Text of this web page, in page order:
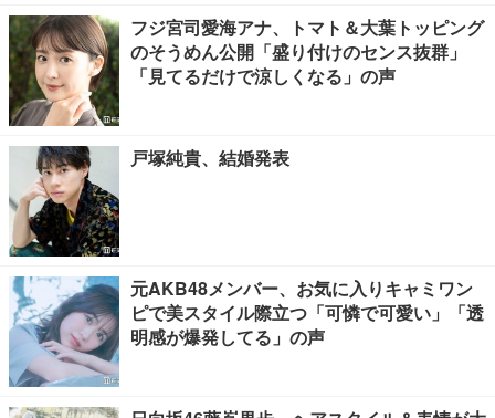
フジ宮司愛海アナ、トマト＆大葉トッピング
のそうめん公開「盛り付けのセンス抜群」
「見てるだけで涼しくなる」の声
戸塚純貴、結婚発表
元AKB48メンバー、お気に入りキャミワン
ピで美スタイル際立つ「可憐で可愛い」「透
明感が爆発してる」の声